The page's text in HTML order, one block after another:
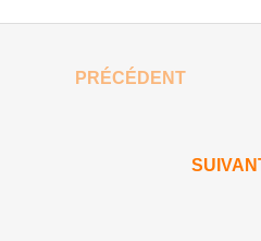
PRÉCÉDENT